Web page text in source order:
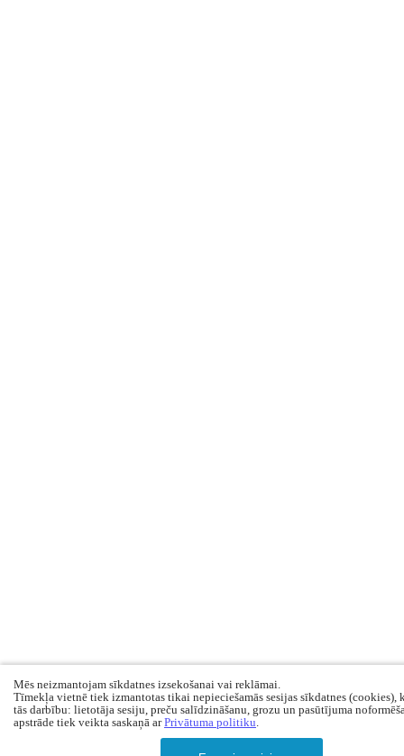
Mēs neizmantojam sīkdatnes izsekošanai vai reklāmai.
Tīmekļa vietnē tiek izmantotas tikai nepieciešamās sesijas sīkdatnes (cookies),
tās darbību: lietotāja sesiju, preču salīdzināšanu, grozu un pasūtījuma
apstrāde tiek veikta saskaņā arPrivātuma politiku.